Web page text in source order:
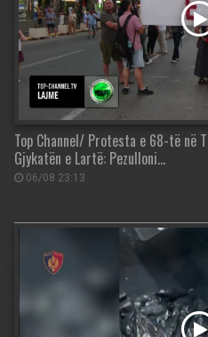
Top Channel/ Protesta e 68-të
Gjykatën e Lartë: Pezulloni…
06/08 23:13